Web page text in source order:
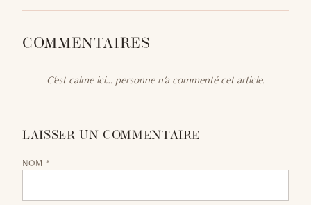
COMMENTAIRES
C'est calme ici… personne n'a commenté cet article.
LAISSER UN COMMENTAIRE
NOM *